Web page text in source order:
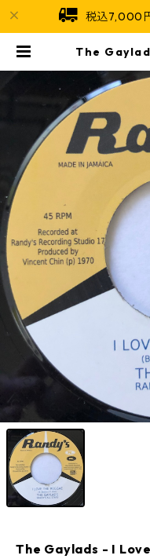
税込7,000
The
The Gaylads - I